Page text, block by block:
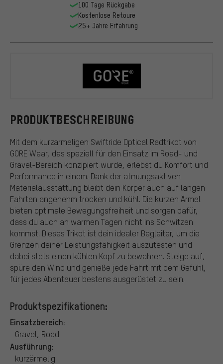
PRODUKTBESCHREIBUNG
Mit dem kurzärmeligen Swiftride Optical Radtrikot von
GORE Wear, das speziell für den Einsatz im Road- und
Gravel-Bereich konzipiert wurde, erlebst du Komfort und
Performance in einem. Dank der atmungsaktiven
Materialausstattung bleibt dein Körper auch auf langen
Fahrten angenehm trocken und kühl. Die kurzen Ärmel
bieten optimale Bewegungsfreiheit und sorgen dafür,
dass du auch an warmen Tagen nicht ins Schwitzen
kommst. Dieses Trikot ist dein idealer Begleiter, um die
Grenzen deiner Leistungsfähigkeit auszutesten und
dabei stets einen kühlen Kopf zu bewahren. Steige auf,
spüre den Wind und genieße jede Fahrt mit dem Gefühl,
für jedes Abenteuer bestens ausgerüstet zu sein.
Produktspezifikationen:
Einsatzbereich:
Gravel, Road
Ausführung:
kurzärmelig
100 Tage Rückgabe
Kostenlose Retoure
25+ Jahre Erfahrung